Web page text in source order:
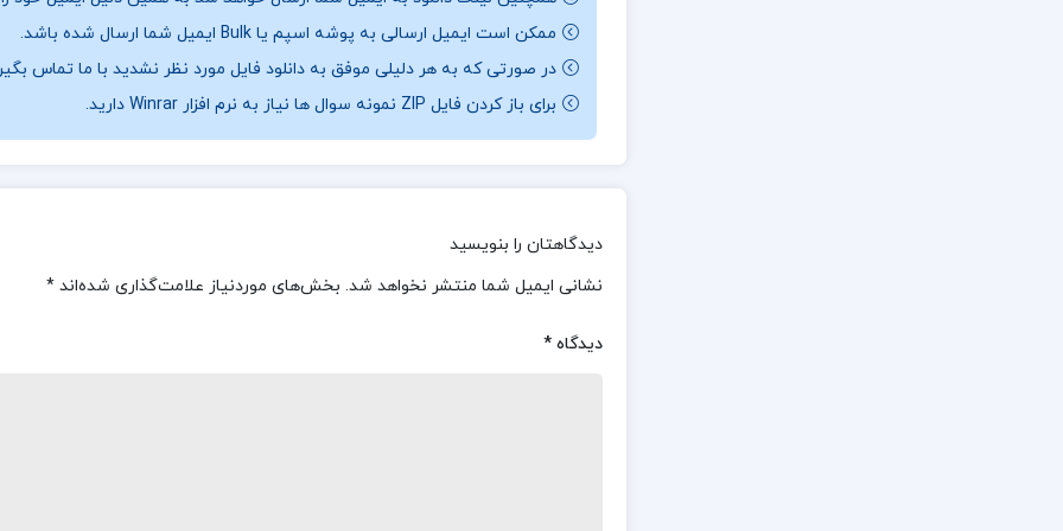
ممکن است ایمیل ارسالی به پوشه اسپم یا Bulk ایمیل شما ارسال شده باشد.
در صورتی که به هر دلیلی موفق به دانلود فایل مورد نظر نشدید با ما تماس
برای باز کردن فایل ZIP نمونه سوال ها نیاز به نرم افزار Winrar دارید.
دیدگاهتان را بنویسید
نشانی ایمیل شما منتشر نخواهد شد. بخش‌های موردنیاز علامت‌گذاری شده‌اند *
دیدگاه *